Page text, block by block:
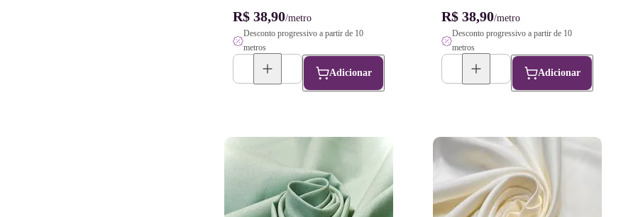
R$ 38,90/metro
Desconto progressivo a partir de 10
metros
Adicionar
R$ 38,90/metro
Desconto progressivo a partir de 10
metros
Adicionar